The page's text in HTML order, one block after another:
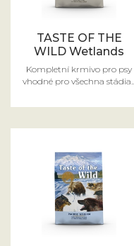
TASTE OF THE
WILD Wetlands
Kompletní krmivo pro psy
vhodné pro všechna stádia...